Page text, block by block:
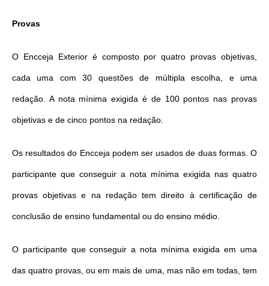
Provas
O Encceja Exterior é composto por quatro provas objetivas,
cada uma com 30 questões de múltipla escolha, e uma
redação. A nota mínima exigida é de 100 pontos nas provas
objetivas e de cinco pontos na redação.
Os resultados do Encceja podem ser usados de duas formas. O
participante que conseguir a nota mínima exigida nas quatro
provas objetivas e na redação tem direito à certificação de
conclusão de ensino fundamental ou do ensino médio.
O participante que conseguir a nota mínima exigida em uma
das quatro provas, ou em mais de uma, mas não em todas, tem